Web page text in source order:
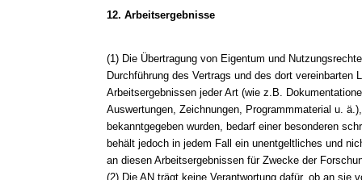
12. Arbeitsergebnisse
(1) Die Übertragung von Eigentum und
Durchführung des Vertrags und des dort vereinbarten
Arbeitsergebnissen jeder Art (wie z.B.
Auswertungen, Zeichnungen, Programmmaterial u.
bekanntgegeben wurden, bedarf einer besonderen
behält jedoch in jedem Fall ein unentgeltliches und
an diesen Arbeitsergebnissen für Zwecke der
(2) Die AN trägt keine Verantwortung dafür, ob an sie